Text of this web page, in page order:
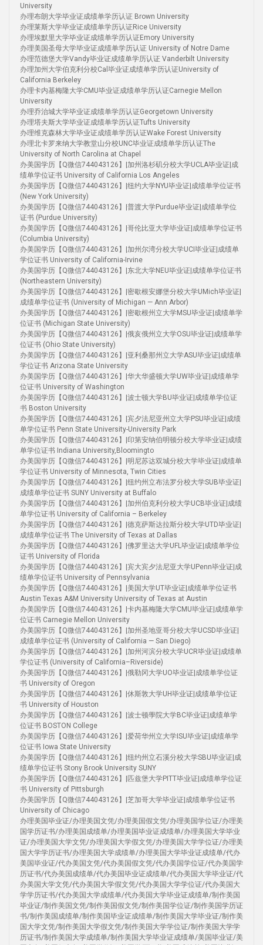
University
办理布朗大学毕业证成绩单学历认证 Brown University
办理莱斯大学毕业证成绩单学历认证Rice University
办理埃默里大学毕业证成绩单学历认证Emory University
办理美国圣母大学毕业证成绩单学历认证 University of Notre Dame
办理范德堡大学Vandy毕业证成绩单学历认证 Vanderbilt University
办理加州大学伯克利分校Cal毕业证成绩单学历认证University of
California Berkeley
办理卡内基梅隆大学CMU毕业证成绩单学历认证Carnegie Mellon
University
办理乔治城大学毕业证成绩单学历认证Georgetown University
办理塔夫斯大学毕业证成绩单学历认证Tufts University
办理维克森林大学毕业证成绩单学历认证Wake Forest University
办理北卡罗来纳大学教堂山分校UNC毕业证成绩单学历认证The
University of North Carolina at Chapel
办美国学历【Q微信744043126】|加州洛杉矶分校大学UCLA毕业证|成
绩单学位证书 University of California Los Angeles
办美国学历【Q微信744043126】|纽约大学NYU毕业证|成绩单学位证书
(New York University)
办美国学历【Q微信744043126】|普渡大学Purdue毕业证|成绩单学位
证书 (Purdue University)
办美国学历【Q微信744043126】|哥伦比亚大学毕业证|成绩单学位证书
(Columbia University)
办美国学历【Q微信744043126】|加州尔湾分校大学UCI毕业证|成绩单
学位证书 University of California-Irvine
办美国学历【Q微信744043126】|东北大学NEU毕业证|成绩单学位证书
(Northeastern University)
办美国学历【Q微信744043126】|密歇根安娜堡分校大学UMich毕业证|
成绩单学位证书 (University of Michigan — Ann Arbor)
办美国学历【Q微信744043126】|密歇根州立大学MSU毕业证|成绩单学
位证书 (Michigan State University)
办美国学历【Q微信744043126】|俄亥俄州立大学OSU毕业证|成绩单学
位证书 (Ohio State University)
办美国学历【Q微信744043126】|亚利桑那州立大学ASU毕业证|成绩单
学位证书 Arizona State University
办美国学历【Q微信744043126】|华大华盛顿大学UW毕业证|成绩单学
位证书 University of Washington
办美国学历【Q微信744043126】|波士顿大学BU毕业证|成绩单学位证
书 Boston University
办美国学历【Q微信744043126】|宾夕法尼亚州立大学PSU毕业证|成绩
单学位证书 Penn State University-University Park
办美国学历【Q微信744043126】|印第安纳伯明顿分校大学毕业证|成绩
单学位证书 Indiana University,Bloomingto
办美国学历【Q微信744043126】|明尼苏达双城分校大学毕业证|成绩单
学位证书 University of Minnesota, Twin Cities
办美国学历【Q微信744043126】|纽约州立布法罗分校大学SUB毕业证|
成绩单学位证书 SUNY University at Buffalo
办美国学历【Q微信744043126】|加州伯克利分校大学UCB毕业证|成绩
单学位证书 University of California – Berkeley
办美国学历【Q微信744043126】|德克萨斯达拉斯分校大学UTD毕业证|
成绩单学位证书 The University of Texas at Dallas
办美国学历【Q微信744043126】|佛罗里达大学UFL毕业证|成绩单学位
证书 University of Florida
办美国学历【Q微信744043126】|宾大宾夕法尼亚大学UPenn毕业证|成
绩单学位证书 University of Pennsylvania
办美国学历【Q微信744043126】|美国大学UT毕业证|成绩单学位证书
Austin Texas A&M University University of Texas at Austin
办美国学历【Q微信744043126】|卡内基梅隆大学CMU毕业证|成绩单学
位证书 Carnegie Mellon University
办美国学历【Q微信744043126】|加州圣地亚哥分校大学UCSD毕业证|
成绩单学位证书 (University of California — San Diego)
办美国学历【Q微信744043126】|加州河滨分校大学UCR毕业证|成绩单
学位证书 (University of California–Riverside)
办美国学历【Q微信744043126】|俄勒冈大学UO毕业证|成绩单学位证
书 University of Oregon
办美国学历【Q微信744043126】|休斯敦大学UH毕业证|成绩单学位证
书 University of Houston
办美国学历【Q微信744043126】|波士顿學院大学BC毕业证|成绩单学
位证书 BOSTON College
办美国学历【Q微信744043126】|爱荷华州立大学ISU毕业证|成绩单学
位证书 Iowa State University
办美国学历【Q微信744043126】|纽约州立石溪分校大学SBU毕业证|成
绩单学位证书 Stony Brook University SUNY
办美国学历【Q微信744043126】|匹兹堡大学PITT毕业证|成绩单学位证
书 University of Pittsburgh
办美国学历【Q微信744043126】|芝加哥大学毕业证|成绩单学位证书
University of Chicago
办理美国毕业证/办理美国文凭/办理美国假文凭/办理美国学位证/办理美
国学历证书/办理美国成绩单/办理美国毕业证成绩单/办理美国大学毕业
证/办理美国大学文凭/办理美国大学假文凭/办理美国大学学位证/办理美
国大学学历证书/办理美国大学成绩单/办理美国大学毕业证成绩单/代办
美国毕业证/代办美国文凭/代办美国假文凭/代办美国学位证/代办美国学
历证书/代办美国成绩单/代办美国毕业证成绩单/代办美国大学毕业证/代
办美国大学文凭/代办美国大学假文凭/代办美国大学学位证/代办美国大
学学历证书/代办美国大学成绩单/代办美国大学毕业证成绩单/制作美国
毕业证/制作美国文凭/制作美国假文凭/制作美国学位证/制作美国学历证
书/制作美国成绩单/制作美国毕业证成绩单/制作美国大学毕业证/制作美
国大学文凭/制作美国大学假文凭/制作美国大学学位证/制作美国大学学
历证书/制作美国大学成绩单/制作美国大学毕业证成绩单/美国毕业证/美